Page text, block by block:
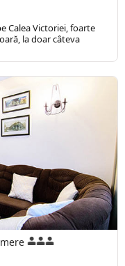
Calea Victoriei, foarte
la doar câteva